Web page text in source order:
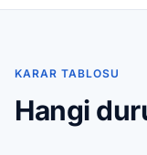
KARAR TABLOSU
Hangi